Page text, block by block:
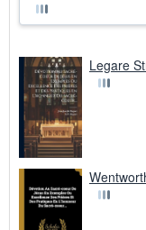
Legare